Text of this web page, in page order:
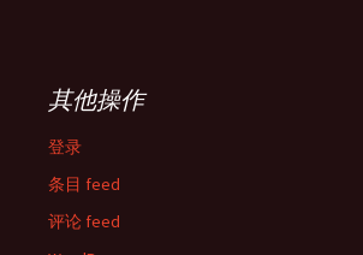
其他操作
登录
条目 feed
评论 feed